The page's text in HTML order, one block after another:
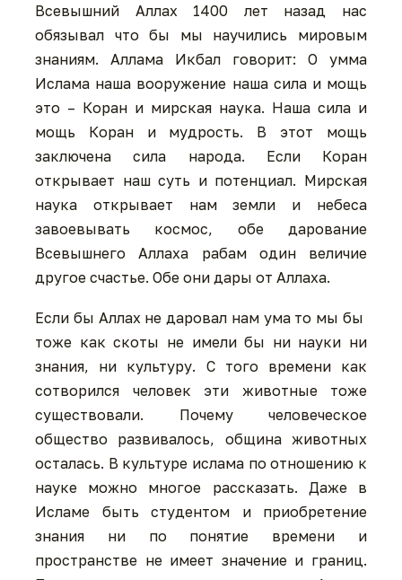
Всевышний Аллах 1400 лет назад нас
обязывал что бы мы научились мировым
знаниям. Аллама Икбал говорит: О умма
Ислама наша вооружение наша сила и мощь
это – Коран и мирская наука. Наша сила и
мощь Коран и мудрость. В этот мощь
заключена сила народа. Если Коран
открывает наш суть и потенциал. Мирская
наука открывает нам земли и небеса
завоевывать космос, обе дарование
Всевышнего Аллаха рабам один величие
другое счастье. Обе они дары от Аллаха.
Если бы Аллах не даровал нам ума то мы бы
тоже как скоты не имели бы ни науки ни
знания, ни культуру. С того времени как
сотворился человек эти животные тоже
существовали. Почему человеческое
общество развивалось, община животных
осталась. В культуре ислама по отношению к
науке можно многое рассказать. Даже в
Исламе быть студентом и приобретение
знания ни по понятие времени и
пространстве не имеет значение и границ.